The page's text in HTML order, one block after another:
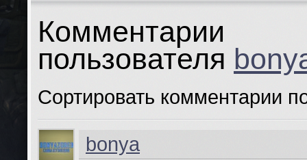
Комментарии
пользователя
Сортировать комментарии
bonya